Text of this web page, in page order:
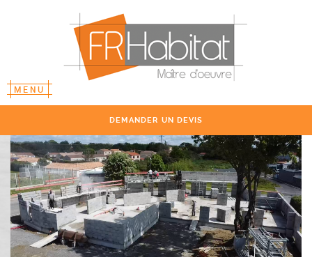
MENU
DEMANDER UN DEVIS